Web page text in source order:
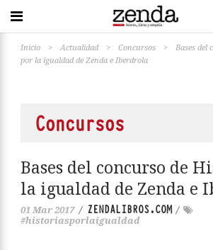
Inicio > Actualidad > Concursos >
Bases del
por la igualdad de Zenda e Iberdrola
Concursos
Bases del concurso de
la igualdad de Zenda e
01 Mar 2017 / ZENDALIBROS.COM/
#historiasporlaigualdad